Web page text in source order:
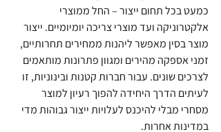
כמעט בכל תחום ייצור – החל ממוצרי
אלקטרוניקה ועד מוצרי צריכה יומיומיים. ייצור
מוצר בסין מאפשר ליהנות ממחירים תחרותיים,
זמני אספקה מהירים ומגוון פתרונות מותאמים
לצרכים שונים. עבור חברות קטנות ובינוניות, זו
לעיתים הדרך היחידה להפוך רעיון למוצר
מסחרי מבלי להיכנס לעלויות ייצור גבוהות מדי
במדינות אחרות.